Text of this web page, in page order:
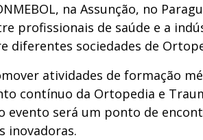
na Assunção, no
profissionais de saúde e a
diferentes sociedades de
atividades de formação
contínuo da Ortopedia e
evento será um ponto de
inovadoras.